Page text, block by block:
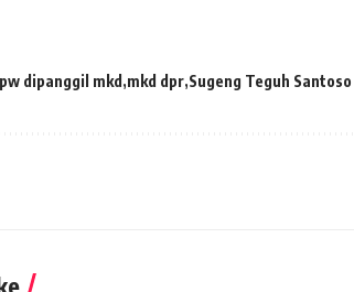
dipanggil mkd mkd dpr Sugeng Teguh Santoso